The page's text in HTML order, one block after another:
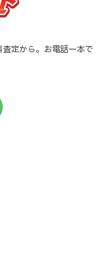
定から。お電話一本で